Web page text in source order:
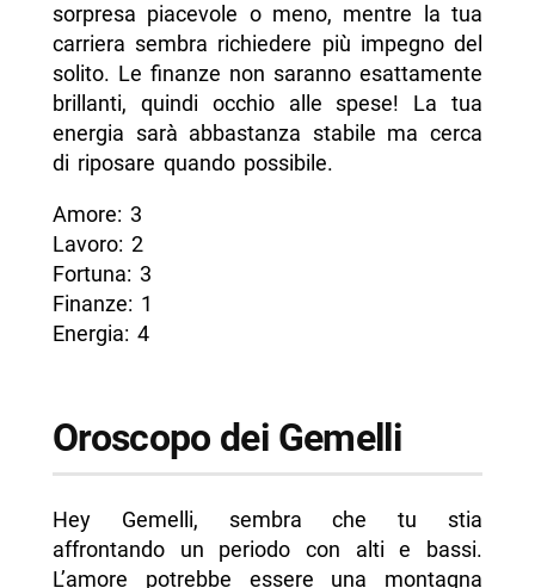
sorpresa piacevole o meno, mentre la tua
carriera sembra richiedere più impegno del
solito. Le finanze non saranno esattamente
brillanti, quindi occhio alle spese! La tua
energia sarà abbastanza stabile ma cerca
di riposare quando possibile.
Amore: 3
Lavoro: 2
Fortuna: 3
Finanze: 1
Energia: 4
Oroscopo dei Gemelli
Hey Gemelli, sembra che tu stia
affrontando un periodo con alti e bassi.
L’amore potrebbe essere una montagna